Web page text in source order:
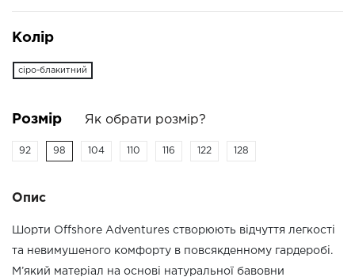
Колір
сіро-блакитний
Розмір Як обрати розмір?
92 98 104 110 116 122 128
Опис
Шорти Offshore Adventures створюють відчуття легкості
та невимушеного комфорту в повсякденному гардеробі.
М’який матеріал на основі натуральної бавовни